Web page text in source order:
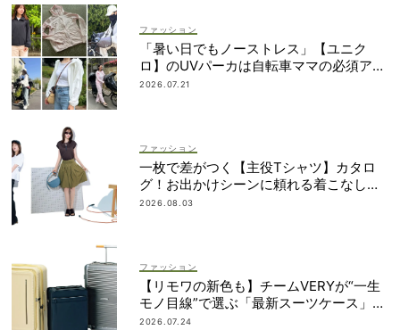
ファッション
「暑い日でもノーストレス」【ユニク
ロ】のUVパーカは自転車ママの必須アイ
テム！
2026.07.21
ファッション
一枚で差がつく【主役Tシャツ】カタロ
グ！お出かけシーンに頼れる着こなし実
例も
2026.08.03
ファッション
【リモワの新色も】チームVERYが“一生
モノ目線”で選ぶ「最新スーツケース」5
選！
2026.07.24